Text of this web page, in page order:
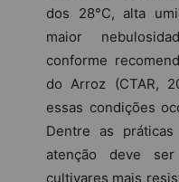
dos 28°C, alta
maior
conforme
do Arroz (CTAR,
essas condições
Dentre as
atenção deve
cultivares mais